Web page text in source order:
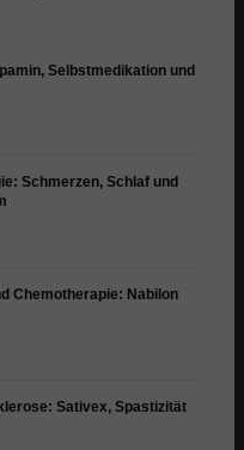
Selbstmedikation und
Schmerzen, Schlaf und
Chemotherapie: Nabilon
Sativex, Spastizität